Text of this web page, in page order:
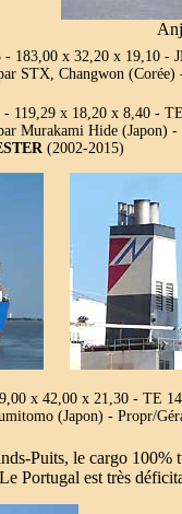
- 183,00 x 32,20 x 19,10 -
STX, Changwon
- 119,29 x 18,20 x 8,40 -
Murakami Hide (Japon)
(2002-2015)
x 42,00 x 21,30 - TE
(Japon) - Propr/
Puits, le cargo 100%
Portugal est très